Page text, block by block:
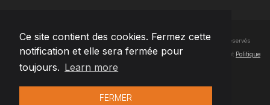
Ce site contient des cookies. Fermez cette
notification et elle sera fermée pour
toujours. Learn more
FERMER
© Droits d'auteur2026 Team Extension SA France- Tous les droits sont réservés
Changelog● En utilisant ce site, vous acceptez nos Conditions d'utilisation et Politique
de confidentialité